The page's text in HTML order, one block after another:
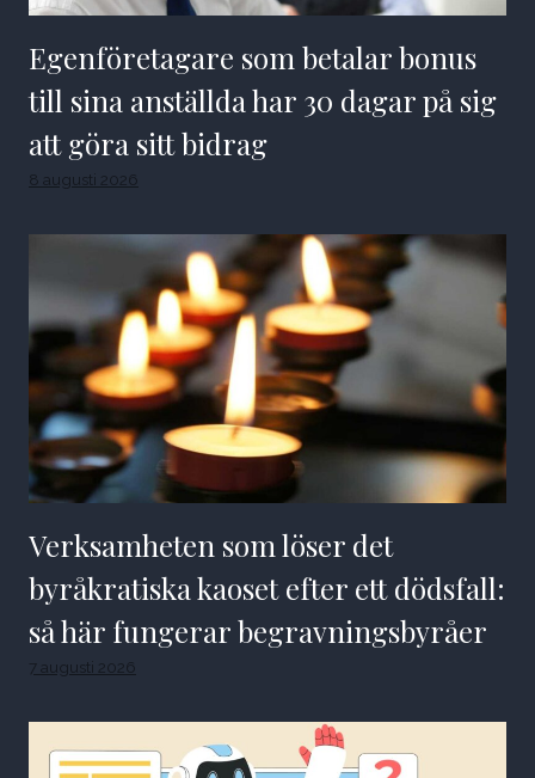
Egenföretagare som betalar bonus
till sina anställda har 30 dagar på sig
att göra sitt bidrag
8 augusti 2026
Verksamheten som löser det
byråkratiska kaoset efter ett dödsfall:
så här fungerar begravningsbyråer
7 augusti 2026